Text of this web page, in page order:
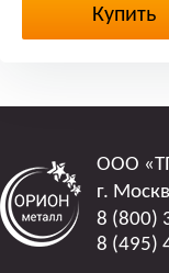
Купить
ООО
г.
8 (800)
8 (495)